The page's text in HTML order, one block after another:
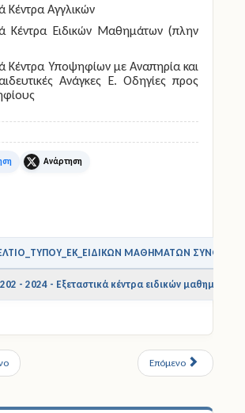
Κέντρα Αγγλικών
Κέντρα Ειδικών Μαθημάτων (πλην
Κέντρα Υποψηφίων με Αναπηρία και
Ανάγκες Ε. Οδηγίες προς
X
ΜΑΘΗΜΑΤΩΝ
- 2024 - Εξεταστικά κέντρα ειδικών μαθημάτων
Επόμενο